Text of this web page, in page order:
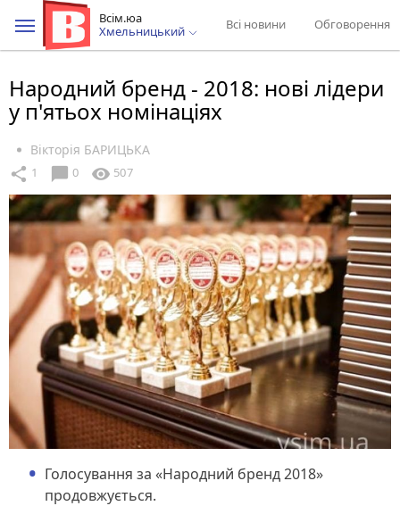
Всім.юа
Хмельницький
Всі новини Обговорення
Народний бренд - 2018: нові лідери
у п'ятьох номінаціях
Вікторія БАРИЦЬКА
share 1 chat_bubble 0 visibility 507
Голосування за «Народний бренд 2018»
продовжується.